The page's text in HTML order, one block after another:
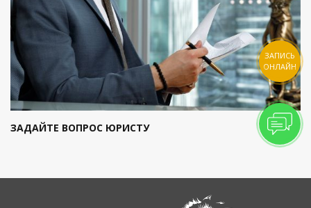
ЗАДАЙТЕ ВОПРОС ЮРИСТУ
ЗАПИСЬ
ОНЛАЙН